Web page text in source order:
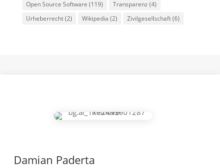
Open Source Software (119) Transparenz (4)
Urheberrecht(2) Wikipedia (2) Zivilgesellschaft(6)
Damian Paderta